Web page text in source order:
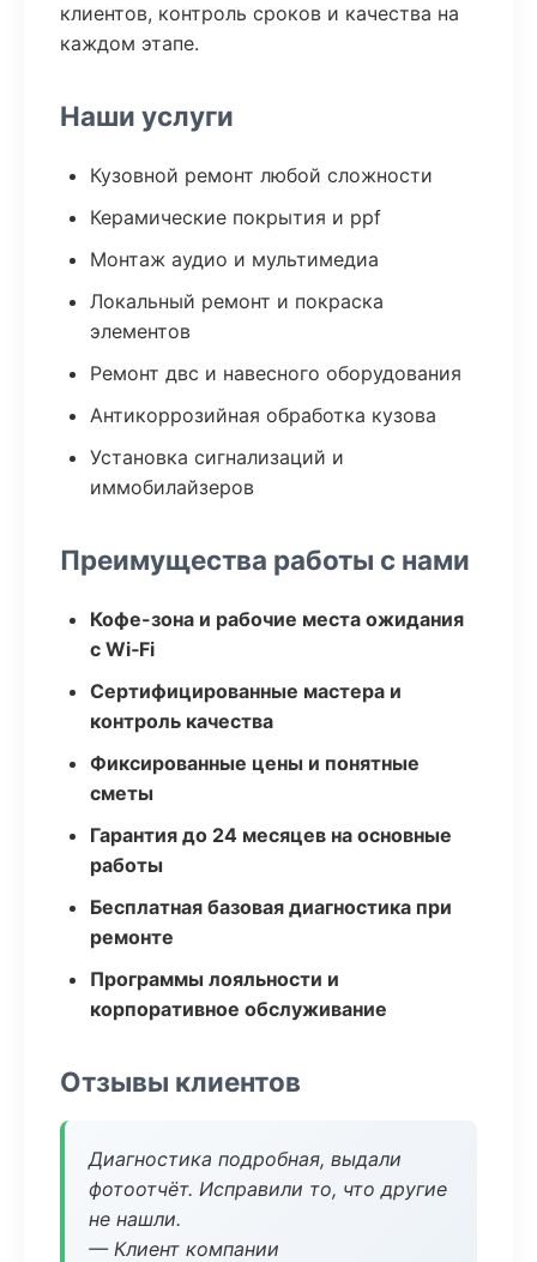
клиентов, контроль сроков и качества на
каждом этапе.
Наши услуги
Кузовной ремонт любой сложности
Керамические покрытия и ppf
Монтаж аудио и мультимедиа
Локальный ремонт и покраска
элементов
Ремонт двс и навесного оборудования
Антикоррозийная обработка кузова
Установка сигнализаций и
иммобилайзеров
Преимущества работы с нами
Кофе-зона и рабочие места ожидания
с Wi‑Fi
Сертифицированные мастера и
контроль качества
Фиксированные цены и понятные
сметы
Гарантия до 24 месяцев на основные
работы
Бесплатная базовая диагностика при
ремонте
Программы лояльности и
корпоративное обслуживание
Отзывы клиентов
Диагностика подробная, выдали
фотоотчёт. Исправили то, что другие
не нашли.
— Клиент компании